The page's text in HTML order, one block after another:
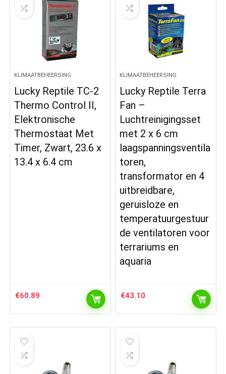
KLIMAATBEHEERSING
Lucky Reptile TC-2
Thermo Control II,
Elektronische
Thermostaat Met
Timer, Zwart, 23.6 x
13.4 x 6.4 cm
€60.89
KLIMAATBEHEERSING
Lucky Reptile Terra
Fan –
Luchtreinigingsset
met 2 x 6 cm
laagspanningsventila
toren,
transformator en 4
uitbreidbare,
geruisloze en
temperatuurgestuur
de ventilatoren voor
terrariums en
aquaria
€43.10